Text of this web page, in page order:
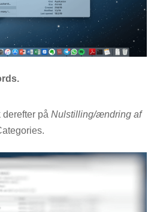
derefter påNulstilling/ændring af